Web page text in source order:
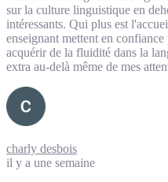
sur la culture linguistique en
intéressants. Qui plus est
enseignant mettent en
acquérir de la fluidité dans la
extra au-delà même de mes
charly desbois
il y a une semaine